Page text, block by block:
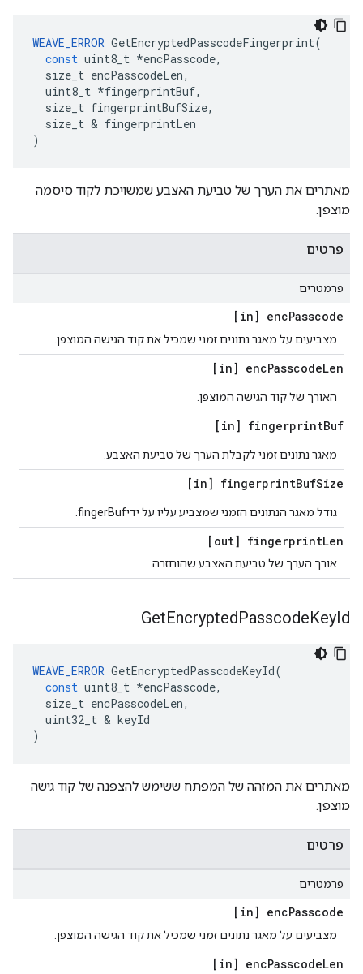
WEAVE_ERROR GetEncryptedPasscodeFingerprint(
const uint8_t *encPasscode,
size_t encPasscodeLen,
uint8_t *fingerprintBuf,
size_t fingerprintBufSize,
size_t & fingerprintLen
)
מאתרים את הערך של טביעת האצבע שמשויכת לקוד סיסמה
מוצפן.
פרטים
פרמטרים
[in] encPasscode
מצביעים על מאגר נתונים זמני שמכיל את קוד הגישה המוצפן.
[in] encPasscodeLen
האורך של קוד הגישה המוצפן.
[in] fingerprintBuf
מאגר נתונים זמני לקבלת הערך של טביעת האצבע.
[in] fingerprintBufSize
גודל מאגר הנתונים הזמני שמצביע עליו על ידיfingerBuf.
[out] fingerprintLen
אורך הערך של טביעת האצבע שהוחזרה.
GetEncryptedPasscodeKeyId
WEAVE_ERROR GetEncryptedPasscodeKeyId(
const uint8_t *encPasscode,
size_t encPasscodeLen,
uint32_t & keyId
)
מאתרים את המזהה של המפתח ששימש להצפנה של קוד גישה
מוצפן.
פרטים
פרמטרים
[in] encPasscode
מצביעים על מאגר נתונים זמני שמכיל את קוד הגישה המוצפן.
[in] encPasscodeLen